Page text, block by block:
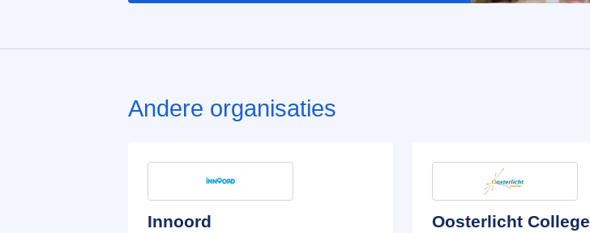
Andere organisaties
Innoord Oosterlicht College